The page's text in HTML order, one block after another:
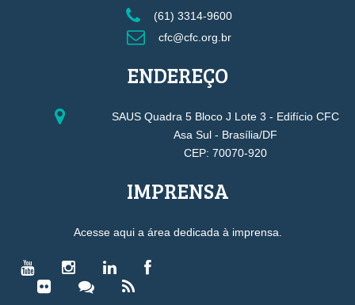
(61) 3314-9600
cfc@cfc.org.br
ENDEREÇO
SAUS Quadra 5 Bloco J Lote 3 - Edifício CFC
Asa Sul - Brasília/DF
CEP: 70070-920
IMPRENSA
Acesse aqui a área dedicada à imprensa.